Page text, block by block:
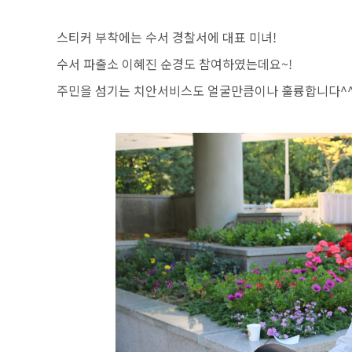
스티커 부착에는 수서 경찰서에 대표 미녀!
수서 파출소 이혜진 순경도 참여하였는데요~!
주민을 섬기는 치안서비스도 얼굴만큼이나 훌륭합니다